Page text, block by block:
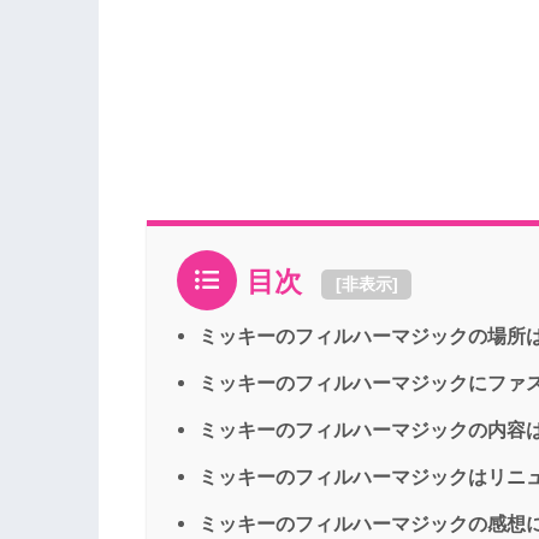
目次 [非表示]
ミッキーのフィルハーマジックの場所
ミッキーのフィルハーマジックにファ
ミッキーのフィルハーマジックの内容
ミッキーのフィルハーマジックはリニ
ミッキーのフィルハーマジックの感想